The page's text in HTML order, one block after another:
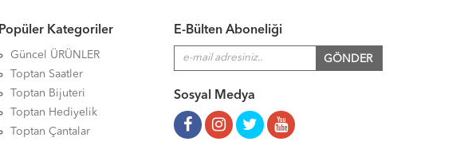
Popüler Kategoriler
Güncel ÜRÜNLER
Toptan Saatler
Toptan Bijuteri
Toptan Hediyelik
Toptan Çantalar
E-Bülten Aboneliği
Sosyal Medya